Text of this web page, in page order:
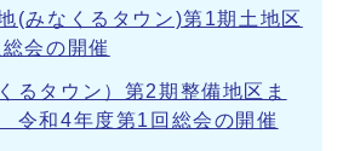
(みなくるタウン)第1期土地区
会の開催
るタウン）第2期整備地区ま
令和4年度第1回総会の開催